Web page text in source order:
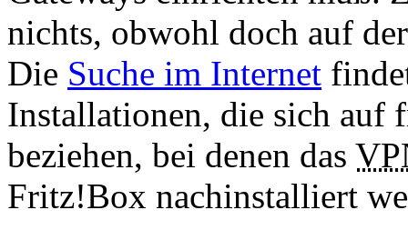
nichts, obwohl doch auf
Die Suche im Internet
Installationen, die sich auf
beziehen, bei denen das
Fritz!Box nachinstalliert